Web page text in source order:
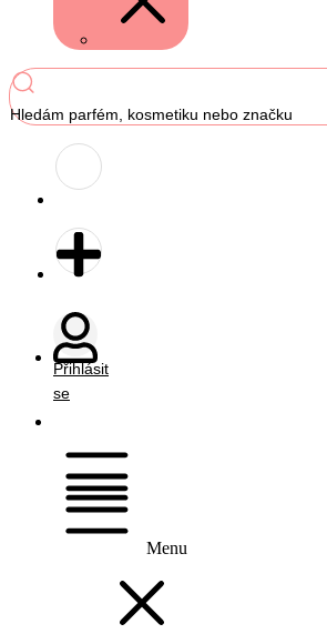
Hledám parfém, kosmetiku nebo značku
Přihlásit
se
Menu